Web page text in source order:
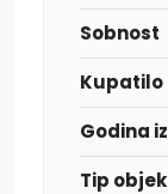
Sobnost
Kupatilo
Godina
Tip